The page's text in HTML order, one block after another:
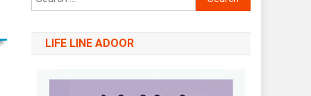
for:
LIFE LINE ADOOR